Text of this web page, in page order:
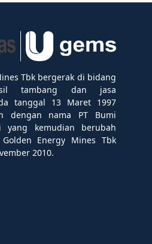
Tbk bergerak di bidang
tambang dan jasa
tanggal 13 Maret 1997
dengan nama PT Bumi
yang kemudian berubah
Energy Mines Tbk
2010.